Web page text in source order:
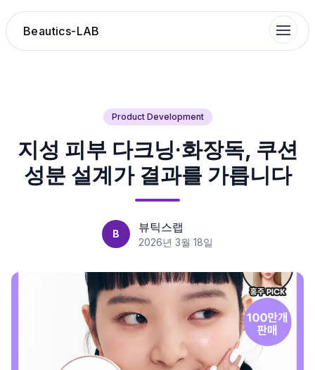
Beautics-LAB
성분분석
나의 스킨케어
Product Development
지성 피부 다크닝·화장독, 쿠션
성분 설계가 결과를 가릅니다
B 뷰틱스랩
2026년 3월 18일